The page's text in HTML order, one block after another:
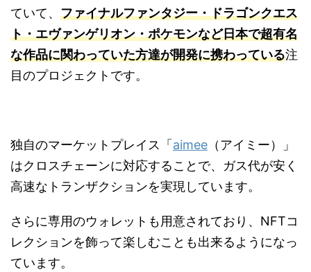
ていて、 ファイナルファンタジー・ドラゴンクエス
ト・エヴァンゲリオン・ポケモンなど日本で超有名
な作品に関わっていた方達が開発に携わっている注
目のプロジェクトです。
独自のマーケットプレイス「aimee （アイミー）」
はクロスチェーンに対応することで、ガス代が安く
高速なトランザクションを実現しています。
さらに専用のウォレットも用意されており、NFTコ
レクションを飾って楽しむことも出来るようになっ
ています。